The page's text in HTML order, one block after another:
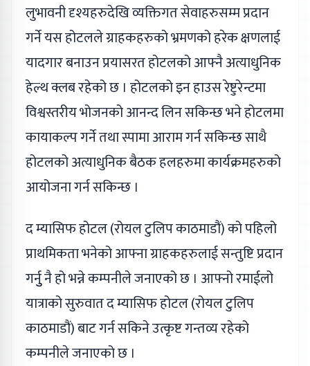
लुभावनी दृश्यहरुदेखि व्यक्तिगत सेवाहरुसम्म प्रदान
गर्ने यस होटलले ग्राहकहरुको भ्रमणको हरेक क्षणलाई
यादगार बनाउन प्रयासरत होटलको आफ्नै अत्याधुनिक
हेल्थ क्लब रहेको छ । होटलको इन हाउस रेष्टुरेन्टमा
विश्वस्तरीय भोजनको आनन्द लिन सकिन्छ भने होटलमा
कायाकल्प गर्ने तथा स्पामा आराम गर्न सकिन्छ साथै
होटलको अत्याधुनिक बैठक हलहरुमा कार्यक्रमहरुको
आयोजना गर्न सकिन्छ ।
द म्यासिफ होटल (रोयल टुलिप काठमाडौं) को पहिलो
प्राथमिकता भनेको आफ्ना ग्राहकहरुलाई सन्तुष्टि प्रदान
गर्नुु नै हो भन्ने कम्पनीले जनाएको छ । आफ्नो रमाईलो
यात्राको सुरुवात द म्यासिफ होटल (रोयल टुलिप
काठमाडौं) बाट गर्न सकिने उत्कृष्ट गन्तव्य रहेको
कम्पनीले जनाएको छ ।